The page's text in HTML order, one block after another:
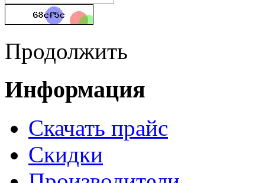
Продолжить
Информация
Cкачать прайс
Скидки